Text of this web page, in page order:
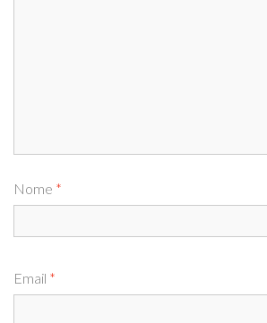
Nome *
Email *